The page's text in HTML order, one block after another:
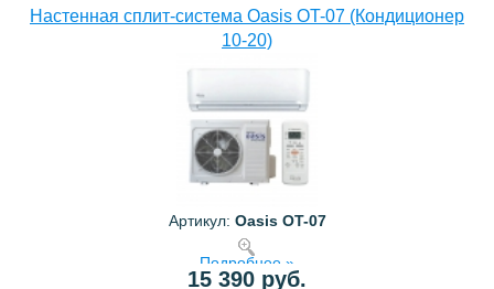
Настенная сплит-система Oasis OT-07 (Кондиционер
10-20)
Артикул: Oasis OT-07
Подробнее »
15 390 руб.